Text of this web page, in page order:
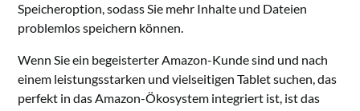
Speicheroption, sodass Sie mehr Inhalte und Dateien
problemlos speichern können.
Wenn Sie ein begeisterter Amazon-Kunde sind und nach
einem leistungsstarken und vielseitigen Tablet suchen, das
perfekt in das Amazon-Ökosystem integriert ist, ist das